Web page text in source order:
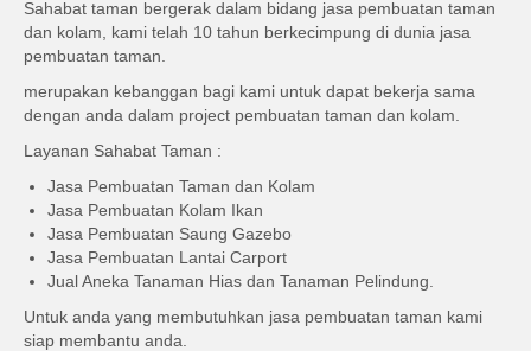
Sahabat taman bergerak dalam bidang jasa pembuatan taman
dan kolam, kami telah 10 tahun berkecimpung di dunia jasa
pembuatan taman.
merupakan kebanggan bagi kami untuk dapat bekerja sama
dengan anda dalam project pembuatan taman dan kolam.
Layanan Sahabat Taman :
Jasa Pembuatan Taman dan Kolam
Jasa Pembuatan Kolam Ikan
Jasa Pembuatan Saung Gazebo
Jasa Pembuatan Lantai Carport
Jual Aneka Tanaman Hias dan Tanaman Pelindung.
Untuk anda yang membutuhkan jasa pembuatan taman kami
siap membantu anda.